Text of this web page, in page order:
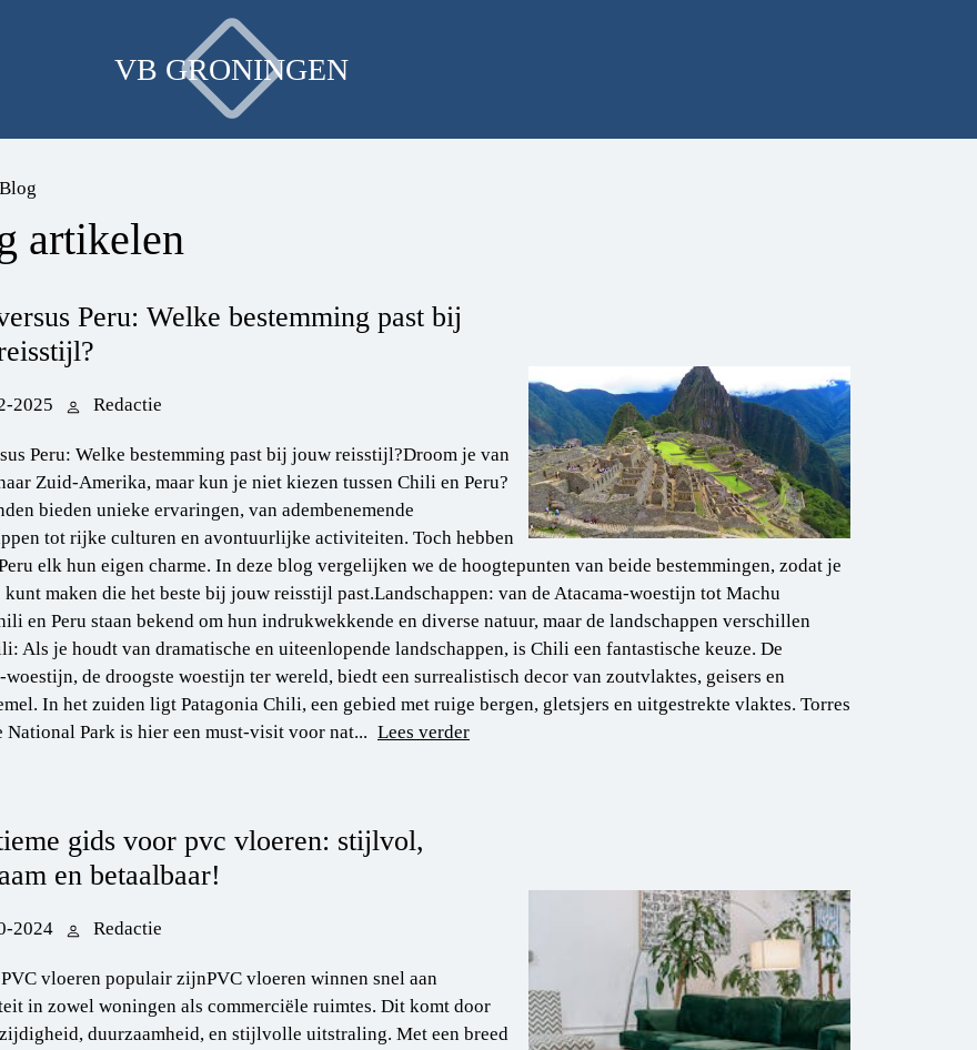
VB GRONINGEN
Blog
artikelen
Peru: Welke bestemming past bij
2025 Redactie
Peru: Welke bestemming past bij jouw reisstijl?Droom je van
Zuid-Amerika, maar kun je niet kiezen tussen Chili en Peru?
bieden unieke ervaringen, van adembenemende
tot rijke culturen en avontuurlijke activiteiten. Toch hebben
elk hun eigen charme. In deze blog vergelijken we de hoogtepunten van beide bestemmingen, zodat je
kunt maken die het beste bij jouw reisstijl past.Landschappen: van de Atacama-woestijn tot Machu
en Peru staan bekend om hun indrukwekkende en diverse natuur, maar de landschappen verschillen
Als je houdt van dramatische en uiteenlopende landschappen, is Chili een fantastische keuze. De
woestijn, de droogste woestijn ter wereld, biedt een surrealistisch decor van zoutvlaktes, geisers en
In het zuiden ligt Patagonia Chili, een gebied met ruige bergen, gletsjers en uitgestrekte vlaktes. Torres
National Park is hier een must-visit voor nat... Lees verder
gids voor pvc vloeren: stijlvol,
en betaalbaar!
2024 Redactie
vloeren populair zijnPVC vloeren winnen snel aan
in zowel woningen als commerciële ruimtes. Dit komt door
duurzaamheid, en stijlvolle uitstraling. Met een breed